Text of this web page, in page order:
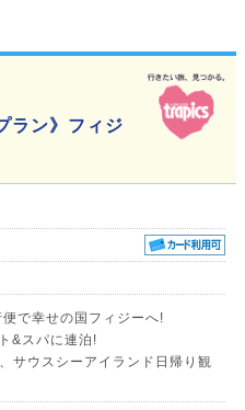
ラン》フィジ
で幸せの国フィジーへ!
&スパに連泊!
サウスシーアイランド日帰り観